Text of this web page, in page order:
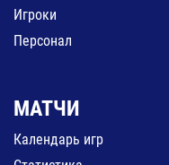
Игроки
Персонал
МАТЧИ
Календарь игр